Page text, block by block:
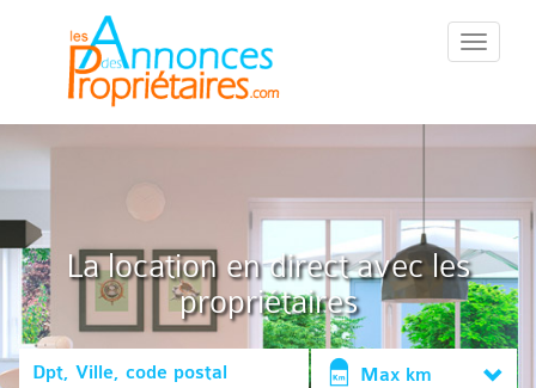
::Menu::
La location en direct avec les
propriétaires
Max km